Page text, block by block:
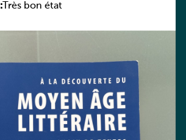
Très bon état